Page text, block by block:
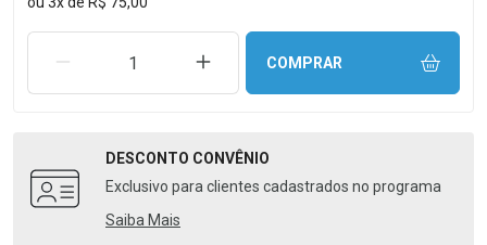
REMOVER UMA UNIDADEAUMENTAR UMA UNIDADE
COMPRAR
DESCONTO CONVÊNIO
Exclusivo para clientes cadastrados no programa
Saiba Mais